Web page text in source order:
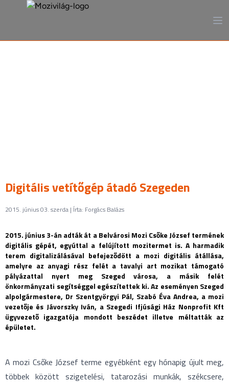
Digitális vetítőgép átadó Szegeden
2015. június 03. szerda | Írta: Forgács Balázs
2015. június 3-án adták át a Belvárosi Mozi Csőke József termének
digitális gépét, egyúttal a felújított mozitermet is. A harmadik
terem digitalizálásával befejeződött a mozi digitális átállása,
amelyre az anyagi rész felét a tavalyi art mozikat támogató
pályázattal nyert meg Szeged városa, a másik felét
önkormányzati segítséggel egészítettek ki. Az eseményen Szeged
alpolgármestere, Dr Szentgyörgyi Pál, Szabó Éva Andrea, a mozi
vezetője és Jávorszky Iván, a Szegedi Ifjúsági Ház Nonprofit Kft
ügyvezető igazgatója mondott beszédet illetve méltatták az
épületet.
A mozi Csőke József terme egyébként egy hónapig újult meg,
többek között szigetelési, tatarozási munkák, székcsere,